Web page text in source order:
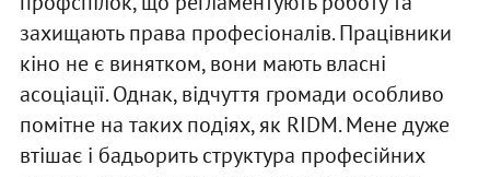
захищають права професіоналів. Працівники
кіно не є винятком, вони мають власні
асоціації. Однак, відчуття громади особливо
помітне на таких подіях, як RIDM. Мене дуже
втішає і бадьорить структура професійних